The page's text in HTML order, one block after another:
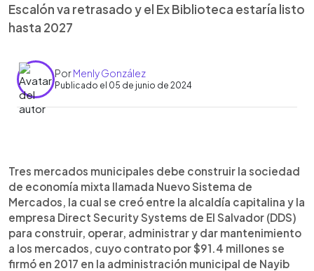
Escalón va retrasado y el Ex Biblioteca estaría listo
hasta 2027
PorMenly González
Publicado el 05 de junio de 2024
Escuchar artículo
Tres mercados municipales debe construir la sociedad
de economía mixta llamada Nuevo Sistema de
Mercados, la cual se creó entre la alcaldía capitalina y la
empresa Direct Security Systems de El Salvador (DDS)
para construir, operar, administrar y dar mantenimiento
a los mercados, cuyo contrato por $91.4 millones se
firmó en 2017 en la administración municipal de Nayib